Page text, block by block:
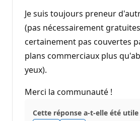
Je suis toujours preneur
(pas nécessairement
certainement pas couvertes
plans commerciaux plus
yeux).
Merci la communauté !
Cette réponse a-t-elle été utile